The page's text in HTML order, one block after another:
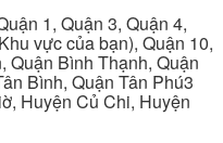
1, Quận 3, Quận 4,
vực của bạn), Quận 10,
Quận Bình Thạnh, Quận
Bình, Quận Tân Phú3
Huyện Củ Chi, Huyện